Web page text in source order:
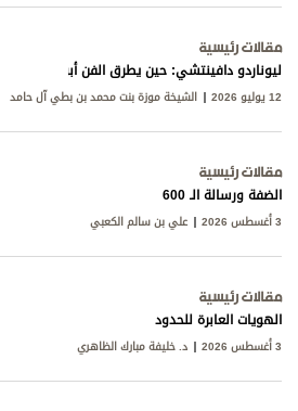
مقالات رئيسية
ليوناردو دافينتشي: حين يطرق الفن أبواب المعرفة
12 يوليو 2026 الشيخة موزة بنت محمد بن بطي آل حامد
مقالات رئيسية
الضفة ورسالة الـ 600
3 أغسطس 2026 علي بن سالم الكعبي
مقالات رئيسية
الهويات العابرة للحدود
3 أغسطس 2026 د. خليفة مبارك الظاهري